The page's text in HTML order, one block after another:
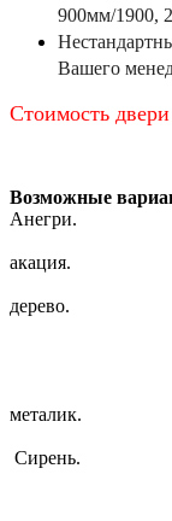
900мм/1900,
Вашего
Стоимость
Возможные
Анегри.
акация.
дерево.
металик.
Сирень.